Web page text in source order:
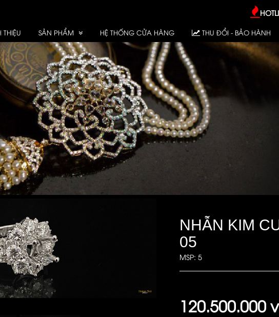
THIỆU SẢN PHẨM HỆ THỐNG CỬA HÀNG THU ĐỔI - BẢO HÀNH
NHẪN KIM
05
MSP: 5
120.500.000